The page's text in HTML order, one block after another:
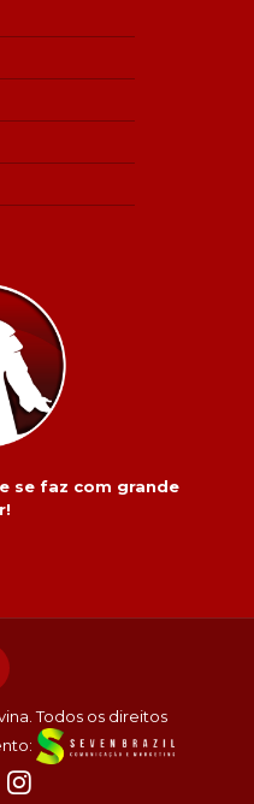
se faz com grande
Todos os direitos